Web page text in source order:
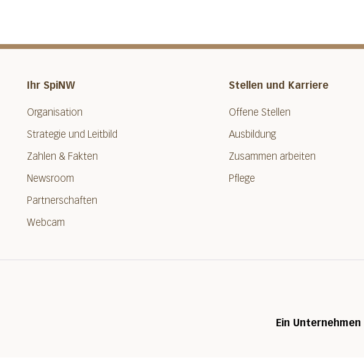
Ihr SpiNW
Organisation
Strategie und Leitbild
Zahlen & Fakten
Newsroom
Partnerschaften
Webcam
Stellen und Karriere
Offene Stellen
Ausbildung
Zusammen arbeiten
Pflege
Ein